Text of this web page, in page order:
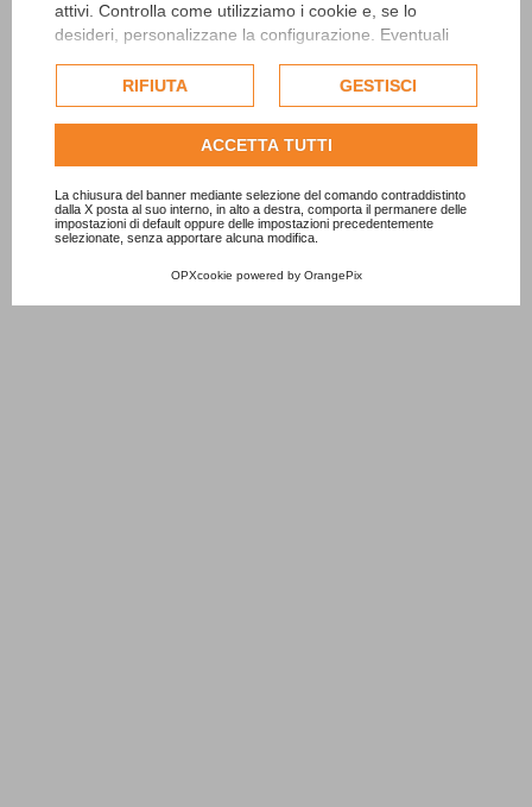
attivi. Controlla come utilizziamo i cookie e, se lo
desideri, personalizzane la configurazione. Eventuali
esclusivamente previa acquisizione del consenso
dell'utente.
Consulta l'informativa cookie completa.
RIFIUTA GESTISCI
ACCETTA TUTTI
La chiusura del banner mediante selezione del comando contraddistinto
dalla X posta al suo interno, in alto a destra, comporta il permanere delle
impostazioni di default oppure delle impostazioni precedentemente
selezionate, senza apportare alcuna modifica.
OPXcookie powered by OrangePix